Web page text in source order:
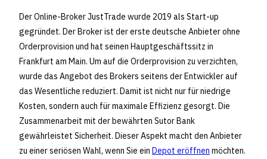
Der Online-Broker JustTrade wurde 2019 als Start-up
gegründet. Der Broker ist der erste deutsche Anbieter ohne
Orderprovision und hat seinen Hauptgeschäftssitz in
Frankfurt am Main. Um auf die Orderprovision zu verzichten,
wurde das Angebot des Brokers seitens der Entwickler auf
das Wesentliche reduziert. Damit ist nicht nur für niedrige
Kosten, sondern auch für maximale Effizienz gesorgt. Die
Zusammenarbeit mit der bewährten Sutor Bank
gewährleistet Sicherheit. Dieser Aspekt macht den Anbieter
zu einer seriösen Wahl, wenn Sie ein Depot eröffnen möchten.